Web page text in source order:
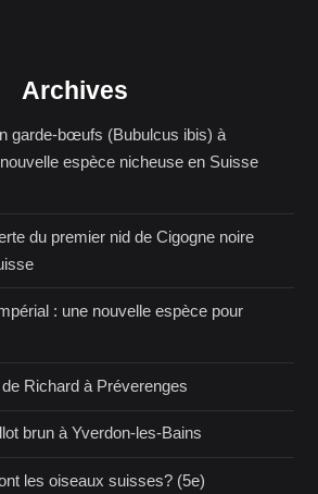
Archives
garde-bœufs (Bubulcus ibis) à
espèce nicheuse en Suisse
du premier nid de Cigogne noire
: une nouvelle espèce pour
Richard à Préverenges
brun à Yverdon-les-Bains
les oiseaux suisses? (5e)